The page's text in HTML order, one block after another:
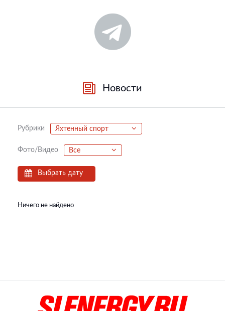
Новости
Рубрики Яхтенный спорт
Фото/Видео Все
Выбрать дату
Ничего не найдено